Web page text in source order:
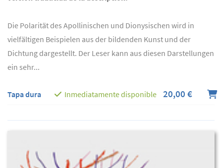
Die Polarität des Apollinischen und Dionysischen wird in
vielfältigen Beispielen aus der bildenden Kunst und der
Dichtung dargestellt. Der Leser kann aus diesen Darstellungen
ein sehr...
Tapa dura Inmediatamente disponible 20,00 €